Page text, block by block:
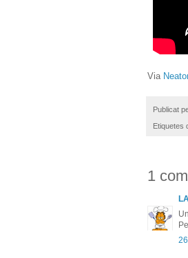
Via
Publicat
Etiquetes
1